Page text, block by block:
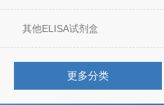
其他ELISA试剂盒
更多分类